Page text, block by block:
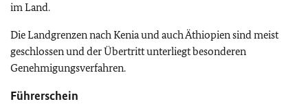
im Land.
Die Landgrenzen nach Kenia und auch Äthiopien sind meist
geschlossen und der Übertritt unterliegt besonderen
Genehmigungsverfahren.
Führerschein